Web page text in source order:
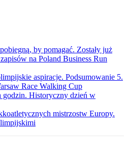
by pomagać. Zostały już
na Poland Business Run
aspiracje. Podsumowanie 5.
Race Walking Cup
godzin. Historyczny dzień w
mistrzostw Europy.